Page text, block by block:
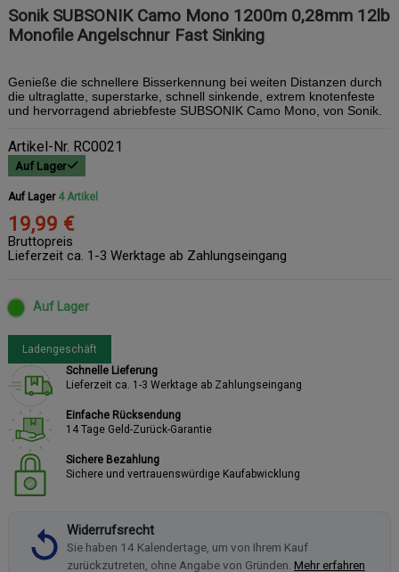
Sonik SUBSONIK Camo Mono 1200m 0,28mm 12lb
Monofile Angelschnur Fast Sinking
Genieße die schnellere Bisserkennung bei weiten Distanzen durch
die ultraglatte, superstarke, schnell sinkende, extrem knotenfeste
und hervorragend abriebfeste SUBSONIK Camo Mono, von Sonik.
Artikel-Nr. RC0021
Auf Lager
Auf Lager 4 Artikel
19,99 €
Bruttopreis
Lieferzeit ca. 1-3 Werktage ab Zahlungseingang
Auf Lager
Ladengeschäft
Schnelle Lieferung
Lieferzeit ca. 1-3 Werktage ab Zahlungseingang
Einfache Rücksendung
14 Tage Geld-Zurück-Garantie
Sichere Bezahlung
Sichere und vertrauenswürdige Kaufabwicklung
Widerrufsrecht
Sie haben 14 Kalendertage, um von Ihrem Kauf
zurückzutreten, ohne Angabe von Gründen. Mehr erfahren